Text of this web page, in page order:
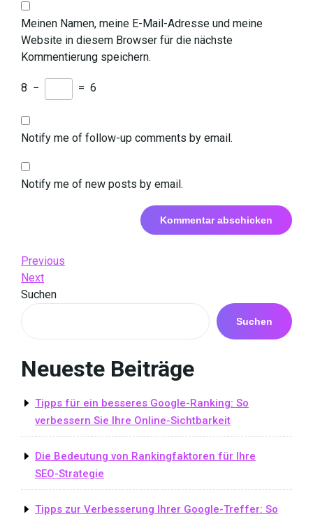
Meinen Namen, meine E-Mail-Adresse und meine
Website in diesem Browser für die nächste
Kommentierung speichern.
8 − = 6
Notify me of follow-up comments by email.
Notify me of new posts by email.
Beitrags-
Navigation
Previous
Post
Previous
Next
Post
Next
Suchen
Suchen
Neueste Beiträge
Tipps für ein besseres Google-Ranking: So
verbessern Sie Ihre Online-Sichtbarkeit
Die Bedeutung von Rankingfaktoren für Ihre
SEO-Strategie
Tipps zur Verbesserung Ihrer Google-Treffer: So